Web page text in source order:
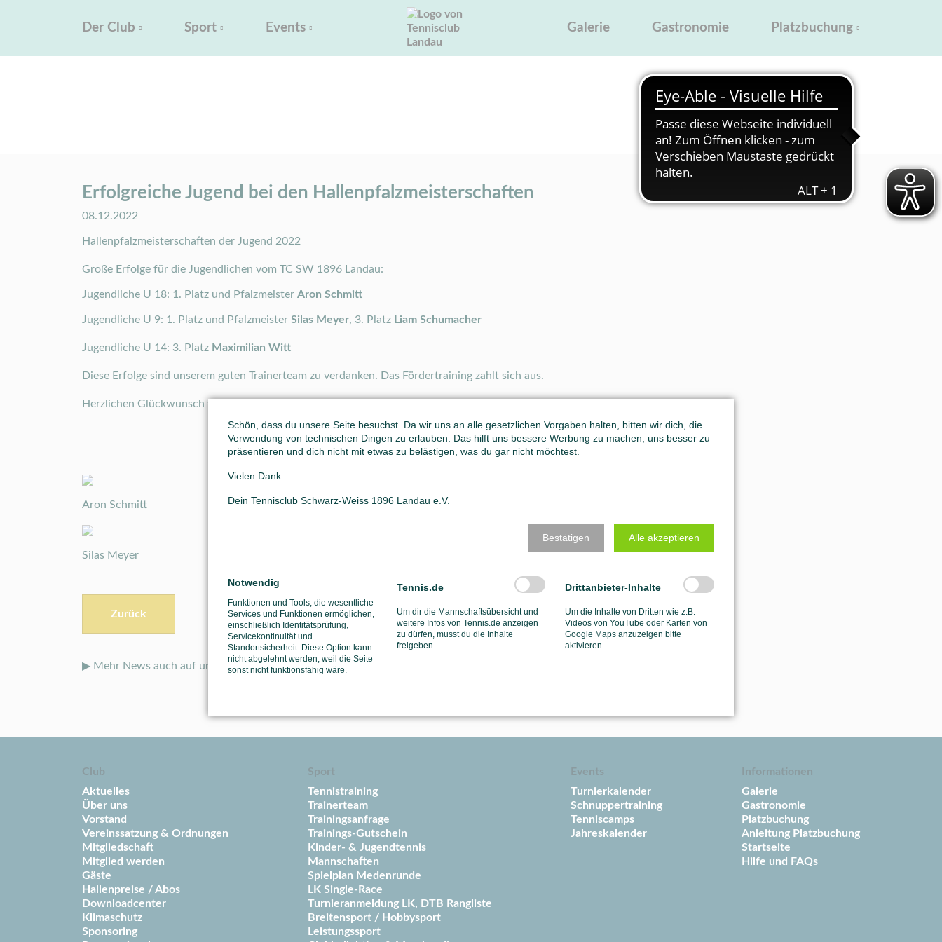
Der Club Sport Events Galerie Gastronomie Platzbuchung
Erfolgreiche Jugend bei den Hallenpfalzmeisterschaften
08.12.2022
Hallenpfalzmeisterschaften der Jugend 2022
Große Erfolge für die Jugendlichen vom TC SW 1896 Landau:
Jugendliche U 18: 1. Platz und Pfalzmeister Aron Schmitt
Jugendliche U 9: 1. Platz und Pfalzmeister Silas Meyer, 3. Platz Liam Schumacher
Jugendliche U 14: 3. Platz Maximilian Witt
Diese Erfolge sind unserem guten Trainerteam zu verdanken. Das Fördertraining zahlt sich aus.
Herzlichen Glückwunsch von der Vorstandschaft
Aron Schmitt
Silas Meyer
Zurück
▶ Mehr News auch auf unserenSocial-Media-Kanälen
Club
Aktuelles
Über uns
Vorstand
Vereinssatzung & Ordnungen
Mitgliedschaft
Mitglied werden
Gäste
Hallenpreise / Abos
Downloadcenter
Klimaschutz
Sponsoring
Sport
Tennistraining
Trainerteam
Trainingsanfrage
Trainings-Gutschein
Kinder- & Jugendtennis
Mannschaften
Spielplan Medenrunde
LK Single-Race
Turnieranmeldung LK, DTB Rangliste
Breitensport / Hobbysport
Leistungssport
Events
Turnierkalender
Schnuppertraining
Tenniscamps
Jahreskalender
Informationen
Galerie
Gastronomie
Platzbuchung
Anleitung Platzbuchung
Startseite
Hilfe und FAQs
Schön, dass du unsere Seite besuchst. Da wir uns an alle gesetzlichen Vorgaben halten, bitten wir dich, die
Verwendung von technischen Dingen zu erlauben. Das hilft uns bessere Werbung zu machen, uns besser zu
präsentieren und dich nicht mit etwas zu belästigen, was du gar nicht möchtest.
Vielen Dank.
Dein Tennisclub Schwarz-Weiss 1896 Landau e.V.
Bestätigen Alle akzeptieren
Notwendig
Funktionen und Tools, die wesentliche
Services und Funktionen ermöglichen,
einschließlich Identitätsprüfung,
Servicekontinuität und
Standortsicherheit. Diese Option kann
nicht abgelehnt werden, weil die Seite
sonst nicht funktionsfähig wäre.
Tennis.de
Um dir die Mannschaftsübersicht und
weitere Infos von Tennis.de anzeigen
zu dürfen, musst du die Inhalte
freigeben.
Drittanbieter-Inhalte
Um die Inhalte von Dritten wie z.B.
Videos von YouTube oder Karten von
Google Maps anzuzeigen bitte
aktivieren.